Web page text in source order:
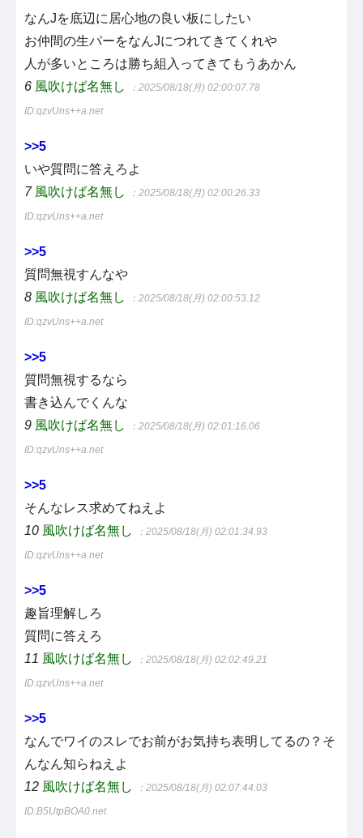
なんJを底辺に居心地の良い板にしたい
お仲間の生パーをなんJにつれてきてくれや
人が多いところは勝ち組入ってきてもうあかん
6 風吹けば名無し ：2025/08/18(月) 02:00:07.78
ID:qzvUns++a.net
>>5
いや質問に答えろよ
7 風吹けば名無し ：2025/08/18(月) 02:00:26.33
ID:qzvUns++a.net
>>5
質問無視すんなや
8 風吹けば名無し ：2025/08/18(月) 02:00:53.12
ID:qzvUns++a.net
>>5
質問無視するなら
書き込んでくんな
9 風吹けば名無し ：2025/08/18(月) 02:01:16.06
ID:qzvUns++a.net
>>5
そんなレス求めてねえよ
10 風吹けば名無し ：2025/08/18(月) 02:01:34.93
ID:qzvUns++a.net
>>5
趣旨理解しろ
質問に答えろ
11 風吹けば名無し ：2025/08/18(月) 02:02:49.21
ID:qzvUns++a.net
>>5
なんでワイのスレでお前がお気持ち表明してるの？そ
んなん知らねえよ
12 風吹けば名無し ：2025/08/18(月) 02:07:44.03
ID:B5UtpBOA0.net